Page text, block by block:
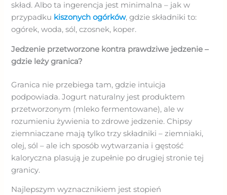
skład. Albo ta ingerencja jest minimalna – jak w
przypadku kiszonych ogórków, gdzie składniki to:
ogórek, woda, sól, czosnek, koper.
Jedzenie przetworzone kontra prawdziwe jedzenie –
gdzie leży granica?
Granica nie przebiega tam, gdzie intuicja
podpowiada. Jogurt naturalny jest produktem
przetworzonym (mleko fermentowane), ale w
rozumieniu żywienia to zdrowe jedzenie. Chipsy
ziemniaczane mają tylko trzy składniki – ziemniaki,
olej, sól – ale ich sposób wytwarzania i gęstość
kaloryczna plasują je zupełnie po drugiej stronie tej
granicy.
Najlepszym wyznacznikiem jest stopień